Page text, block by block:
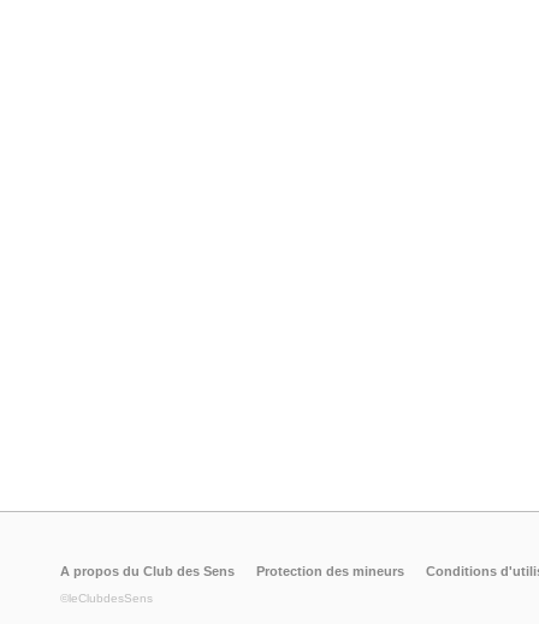
A propos du Club des Sens Protection des mineurs Conditions
©leClubdesSens